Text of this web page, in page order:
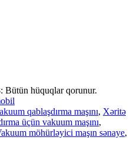
Bütün hüquqlar qorunur.
qablaşdırma maşını, Xəritə
üçün vakuum maşını,
möhürləyici maşın sənaye,